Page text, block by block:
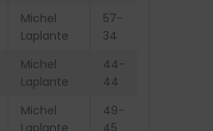
Michel
Laplante
57-
34
Michel
Laplante
44-
44
Michel
49-